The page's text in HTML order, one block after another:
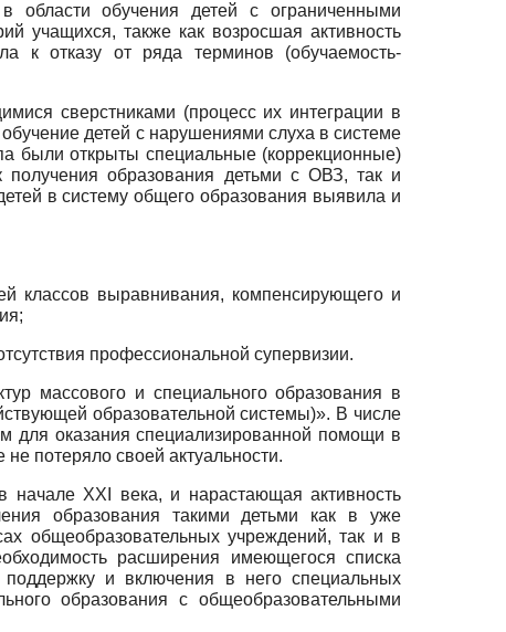
области обучения детей с ограниченными
учащихся, также как возросшая активность
к отказу от ряда терминов (обучаемость-
сверстниками (процесс их интеграции в
детей с нарушениями слуха в системе
были открыты специальные (коррекционные)
образования детьми с ОВЗ, так и
в систему общего образования выявила и
классов выравнивания, компенсирующего и
профессиональной супервизии.
массового и специального образования в
образовательной системы)». В числе
для оказания специализированной помощи в
потеряло своей актуальности.
XXI века, и нарастающая активность
образования такими детьми как в уже
общеобразовательных учреждений, так и в
расширения имеющегося списка
поддержку и включения в него специальных
образования с общеобразовательными